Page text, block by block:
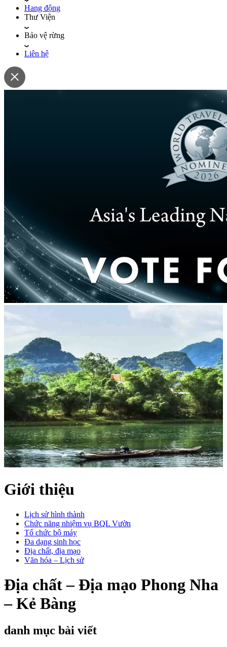
Hang động
Thư Viện
Bảo vệ rừng
Liên hệ
Giới thiệu
Lịch sử hình thành
Chức năng nhiệm vụ BQL Vườn
Tổ chức bộ máy
Đa dạng sinh học
Địa chất, địa mạo
Văn hóa – Lịch sử
Địa chất – Địa mạo Phong Nha
– Kẻ Bàng
danh mục bài viết